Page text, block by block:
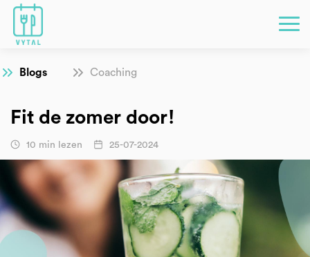
Blogs Coaching
Fit de zomer door!
10 min lezen 25-07-2024